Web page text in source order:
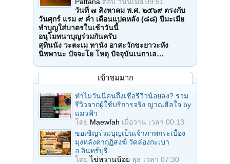
วันที่ ๗ สิงหาคม พ.ศ. ๒๕๖๙ ตรงกับ
วันศุกร์ แรม ๙ ค่ำ เดือนแปดหลัง (๘๘) ปีมะเมีย
ทำบุญใส่บาตรในเช้าวันนี้
อนุโมทนาบุญร่วมกันครับ
สุทินนัง วะตะเม ทานัง อาสะวักขะยาวะหัง
นิพพานะ ปัจจะโย โหตุ ปัจจุบันเนกาเล…
เข้าชมมาก
ทำไมวันนี้คนถึงเชื่อรีวิวน้อยลง? รวม
รีวิวจากผู้ใช้บริการจริง ญาณฮีลใจ by
แมวฟ้า
โดย Maewfah เมื่อวาน เวลา 00:13
ขอเชิญร่วมบุญเป็นเจ้าภาพกระเบื้อง
มุงหลังคากุฏิสงฆ์ วัดล่องกะเบา
อ.อินทร์บุรี...
โดยไข่หวานน้อย พุธ เวลา 07:30